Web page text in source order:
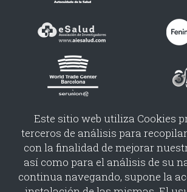
Este sitio web utiliza Cookies
terceros de análisis para
con la finalidad de mejorar
así como para el análisis de su
continua navegando, supone la